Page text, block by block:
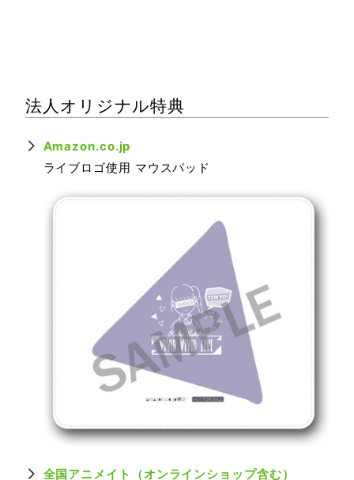
法人オリジナル特典
Amazon.co.jp
ライブロゴ使用 マウスパッド
全国アニメイト（オンラインショップ含む）